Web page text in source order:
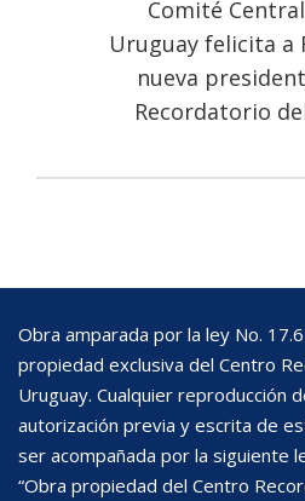
Comité
Uruguay felicita a
nueva
Recordatorio
Obra amparada por la ley No.
propiedad exclusiva del Centro
Uruguay. Cualquier reproducción
autorización previa y escrita de
ser acompañada por la siguiente
“Obra propiedad del Centro